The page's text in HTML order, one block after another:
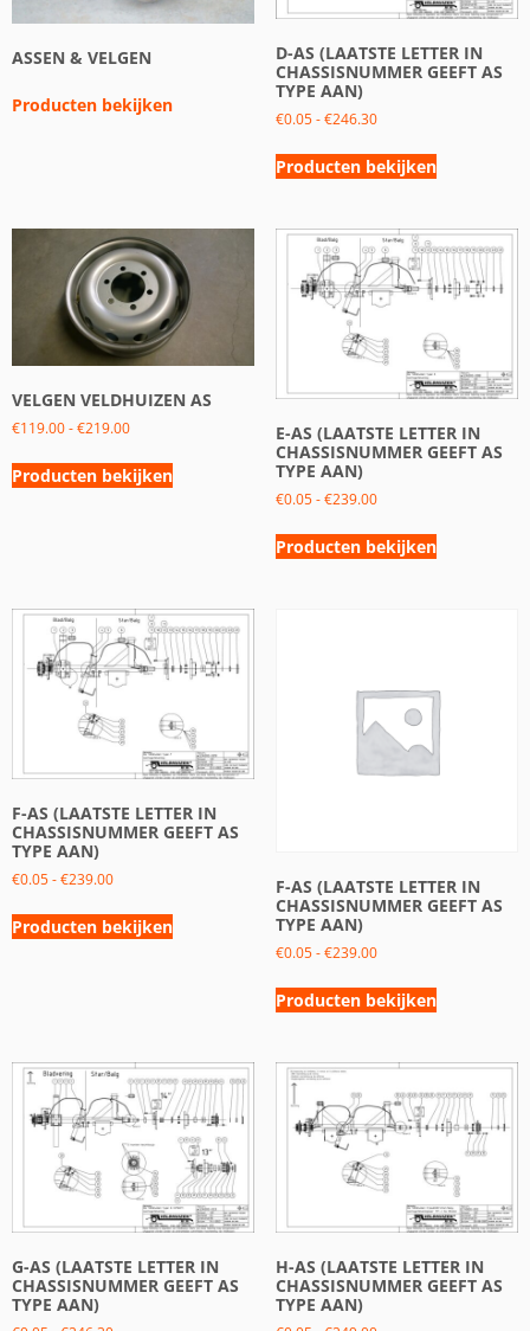
ASSEN & VELGEN
Producten bekijken
D-AS (LAATSTE LETTER IN
CHASSISNUMMER GEEFT AS
TYPE AAN)
€0.05 - €246.30
Producten bekijken
VELGEN VELDHUIZEN AS
€119.00-€219.00
Producten bekijken
E-AS (LAATSTE LETTER IN
CHASSISNUMMER GEEFT AS
TYPE AAN)
€0.05 - €239.00
Producten bekijken
F-AS (LAATSTE LETTER IN
CHASSISNUMMER GEEFT AS
TYPE AAN)
€0.05-€239.00
Producten bekijken
F-AS (LAATSTE LETTER IN
CHASSISNUMMER GEEFT AS
TYPE AAN)
€0.05 - €239.00
Producten bekijken
G-AS (LAATSTE LETTER IN
CHASSISNUMMER GEEFT AS
TYPE AAN)
H-AS (LAATSTE LETTER IN
CHASSISNUMMER GEEFT AS
TYPE AAN)